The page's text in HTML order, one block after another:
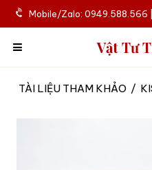
Mobile/Zalo: 0949.588.566
Vật Tư
TÀI LIỆU THAM KHẢO /